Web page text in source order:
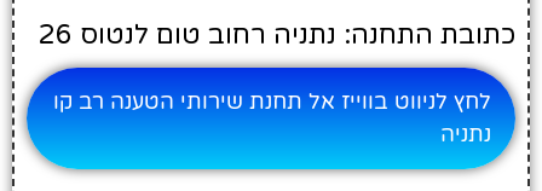
כתובת התחנה: נתניה רחוב טום לנטוס 26
לחץ לניווט בווייז אל תחנת שירותי הטענה רב קו
נתניה